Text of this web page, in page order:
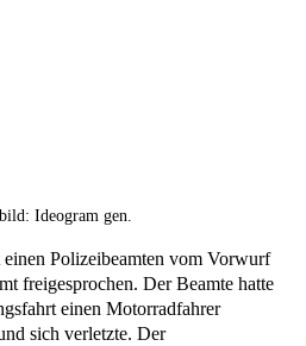
Ideogram gen.
Polizeibeamten vom Vorwurf
freigesprochen. Der Beamte hatte
einen Motorradfahrer
sich verletzte. Der